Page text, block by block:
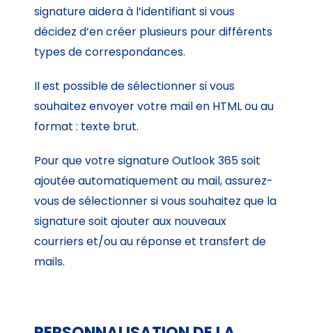
signature aidera à l’identifiant si vous
décidez d’en créer plusieurs pour différents
types de correspondances.
Il est possible de sélectionner si vous
souhaitez envoyer votre mail en HTML ou au
format : texte brut.
Pour que votre signature Outlook 365 soit
ajoutée automatiquement au mail, assurez-
vous de sélectionner si vous souhaitez que la
signature soit ajouter aux nouveaux
courriers et/ou au réponse et transfert de
mails.